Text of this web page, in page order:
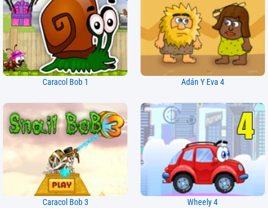
Caracol Bob 1 Adán Y Eva 4
Caracol Bob 3 Wheely 4